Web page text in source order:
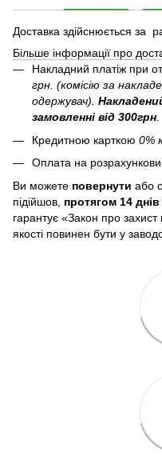
Доставка здійснюється за
Більше інформації про
Накладний платіж при
грн. (комісію за
одержувач).
замовленні від 300грн.
Кредитною карткою 0%
Оплата на
Ви можете повернути або
підійшов, протягом 14 днів
гарантує «Закон про
якості повинен бути у